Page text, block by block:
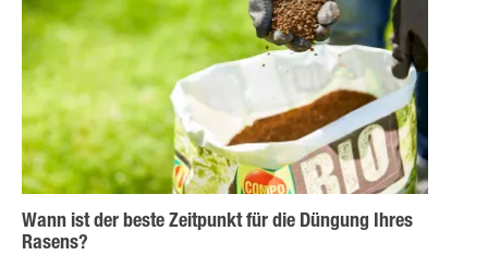
Wann ist der beste Zeitpunkt für die Düngung Ihres
Rasens?